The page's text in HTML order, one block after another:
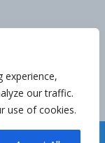
experience,
our traffic.
use of cookies.